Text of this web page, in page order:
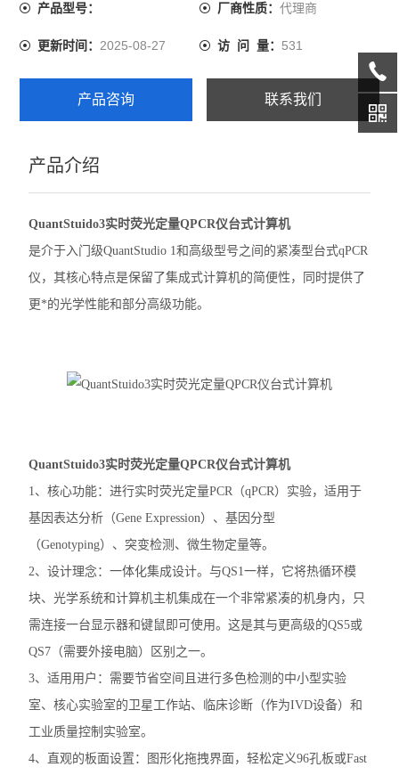
伯乐CFX Opus 96 PCR
伯乐CFX Duet荧光定量PCR
伯乐CFX Opus Deepwell
赛默飞QuantStudio1 PCR
赛默飞7500实时荧光定量PCR
赛默飞ProFlex 3x32梯度PCR
赛默飞Countess™ 3细胞计数仪
赛默飞Countess™ 3FL细胞计数仪
光度计
凝胶成像系统
酶标仪
产品型号： 厂商性质： 代理商
更新时间：2025-08-27 访 问 量： 531
产品咨询 联系我们
产品介绍
QuantStuido3实时荧光定量QPCR仪台式计算机
是介于入门级QuantStudio 1和高级型号之间的紧凑型台式qPCR
仪，其核心特点是保留了集成式计算机的简便性，同时提供了
更*的光学性能和部分高级功能。
QuantStuido3实时荧光定量QPCR仪台式计算机
1、核心功能：进行实时荧光定量PCR（qPCR）实验，适用于
基因表达分析（Gene Expression）、基因分型
（Genotyping）、突变检测、微生物定量等。
2、设计理念：一体化集成设计。与QS1一样，它将热循环模
块、光学系统和计算机主机集成在一个非常紧凑的机身内，只
需连接一台显示器和键鼠即可使用。这是其与更高级的QS5或
QS7（需要外接电脑）区别之一。
3、适用用户：需要节省空间且进行多色检测的中小型实验
室、核心实验室的卫星工作站、临床诊断（作为IVD设备）和
工业质量控制实验室。
4、直观的板面设置：图形化拖拽界面，轻松定义96孔板或Fast